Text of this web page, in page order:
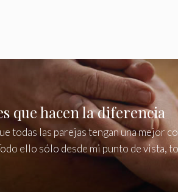
que hacen la diferencia
todas las parejas tengan una mejor
ello sólo desde mi punto de vista,